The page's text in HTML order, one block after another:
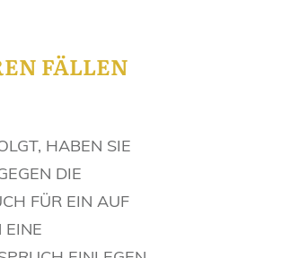
FÄLLEN
HABEN SIE
DIE
FÜR EIN AUF
EINE